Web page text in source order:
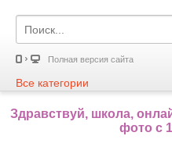
Полная версия сайта
Все категории
Здравствуй, школа,
фото с